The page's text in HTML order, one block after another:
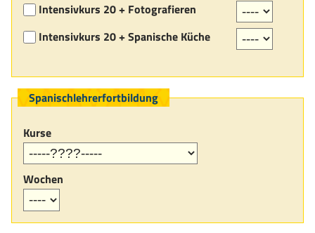
Intensivkurs 20 + Fotografieren
Intensivkurs 20 + Spanische Küche
Spanischlehrerfortbildung
Kurse
Wochen